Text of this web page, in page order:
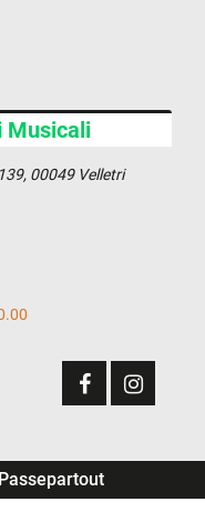
Musicali
00049 Velletri
Passepartout